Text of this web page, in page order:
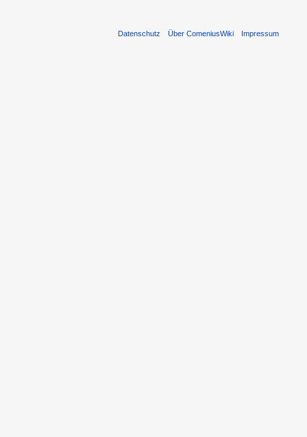
Datenschutz Über ComeniusWiki Impressum